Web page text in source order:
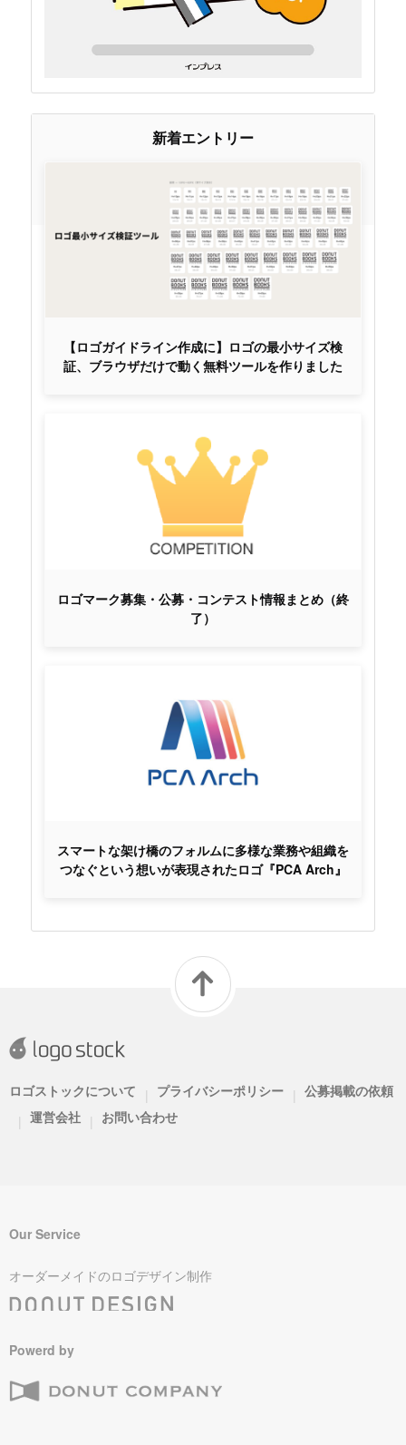
新着エントリー
【ロゴガイドライン作成に】ロゴの最小サイズ検
証、ブラウザだけで動く無料ツールを作りました
ロゴマーク募集・公募・コンテスト情報まとめ（終
了）
スマートな架け橋のフォルムに多様な業務や組織を
つなぐという想いが表現されたロゴ『PCA Arch』
ロゴストックについて | プライバシーポリシー | 公募掲載の依頼
| 運営会社 | お問い合わせ
Our Service
オーダーメイドのロゴデザイン制作
Powerd by